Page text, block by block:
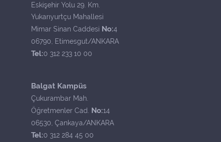
Eskişehir Yolu 29. Km.
Yukarıyurtçu Mahallesi
Mimar Sinan Caddesi No:4
06790, Etimesgut/ANKARA
Tel:0 312 233 10 00
Balgat Kampüs
Çukurambar Mah.
Öğretmenler Cad. No:14
06530, Çankaya/ANKARA
Tel:0 312 284 45 00